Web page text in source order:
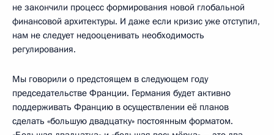
не закончили процесс формирования новой глобальной
финансовой архитектуры. И даже если кризис уже отступил,
нам не следует недооценивать необходимость
регулирования.
Мы говорили о предстоящем в следующем году
председательстве Франции. Германия будет активно
поддерживать Францию в осуществлении её планов
сделать «большую двадцатку» постоянным форматом.